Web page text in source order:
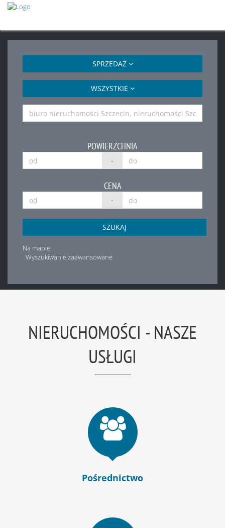
SPRZEDAŻ
WSZYSTKIE
POWIERZCHNIA
-
CENA
-
SZUKAJ
Na mapie
Wyszukiwanie zaawansowane
NIERUCHOMOŚCI - NASZE
USŁUGI
Pośrednictwo